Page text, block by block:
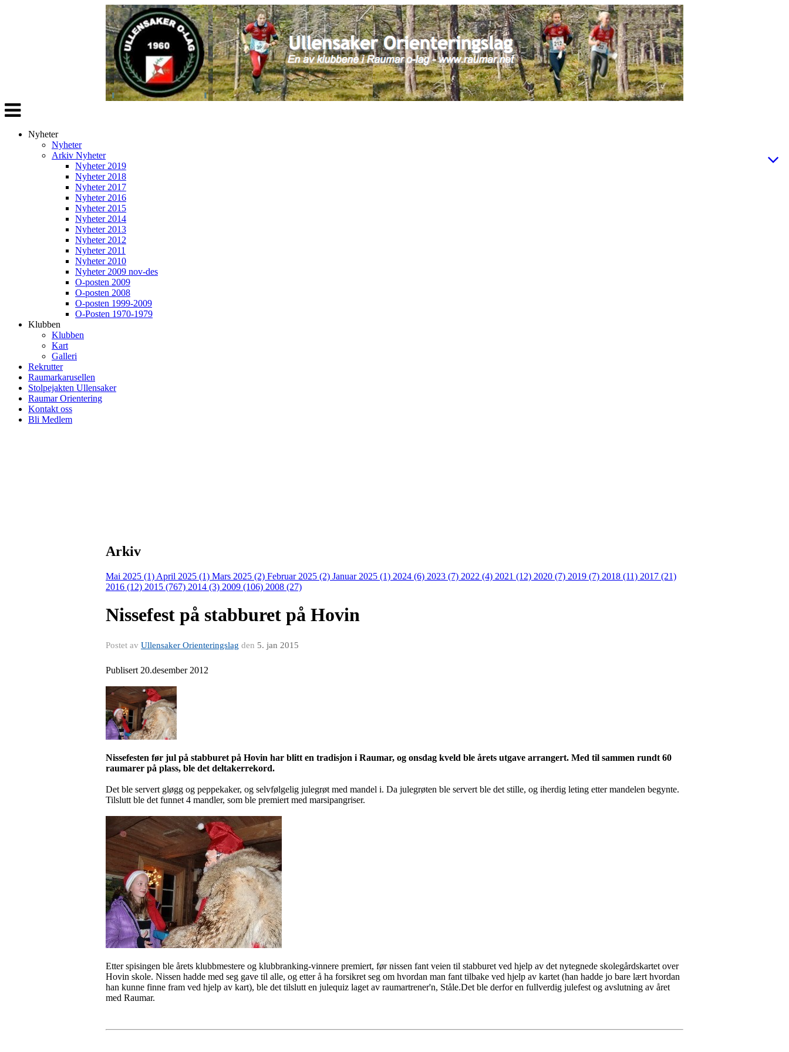
Veksle
navigasjon
Nyheter
Nyheter
Arkiv Nyheter
Nyheter 2019
Nyheter 2018
Nyheter 2017
Nyheter 2016
Nyheter 2015
Nyheter 2014
Nyheter 2013
Nyheter 2012
Nyheter 2011
Nyheter 2010
Nyheter 2009 nov-des
O-posten 2009
O-posten 2008
O-posten 1999-2009
O-Posten 1970-1979
Klubben
Klubben
Kart
Galleri
Rekrutter
Raumarkarusellen
Stolpejakten Ullensaker
Raumar Orientering
Kontakt oss
Bli Medlem
Arkiv
Mai 2025 (1) April 2025 (1) Mars 2025 (2) Februar 2025 (2) Januar 2025 (1) 2024 (6) 2023 (7) 2022 (4) 2021 (12) 2020 (7) 2019 (7) 2018 (11) 2017 (21)
2016 (12) 2015 (767) 2014 (3) 2009 (106) 2008 (27)
Nissefest på stabburet på Hovin
Postet av Ullensaker Orienteringslag den 5. jan 2015
Publisert 20.desember 2012
Nissefesten før jul på stabburet på Hovin har blitt en tradisjon i Raumar, og onsdag kveld ble årets utgave arrangert. Med til sammen rundt 60
raumarer på plass, ble det deltakerrekord.
Det ble servert gløgg og peppekaker, og selvfølgelig julegrøt med mandel i. Da julegrøten ble servert ble det stille, og iherdig leting etter mandelen begynte.
Tilslutt ble det funnet 4 mandler, som ble premiert med marsipangriser.
Etter spisingen ble årets klubbmestere og klubbranking-vinnere premiert, før nissen fant veien til stabburet ved hjelp av det nytegnede skolegårdskartet over
Hovin skole. Nissen hadde med seg gave til alle, og etter å ha forsikret seg om hvordan man fant tilbake ved hjelp av kartet (han hadde jo bare lært hvordan
han kunne finne fram ved hjelp av kart), ble det tilslutt en julequiz laget av raumartrener'n, Ståle.Det ble derfor en fullverdig julefest og avslutning av året
med Raumar.